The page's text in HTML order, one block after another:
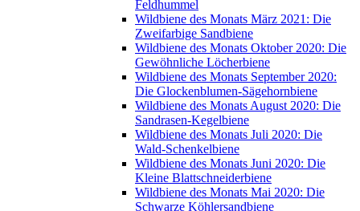
Feldhummel
Wildbiene des Monats März 2021: Die
Zweifarbige Sandbiene
Wildbiene des Monats Oktober 2020: Die
Gewöhnliche Löcherbiene
Wildbiene des Monats September 2020:
Die Glockenblumen-Sägehornbiene
Wildbiene des Monats August 2020: Die
Sandrasen-Kegelbiene
Wildbiene des Monats Juli 2020: Die
Wald-Schenkelbiene
Wildbiene des Monats Juni 2020: Die
Kleine Blattschneiderbiene
Wildbiene des Monats Mai 2020: Die
Schwarze Köhlersandbiene